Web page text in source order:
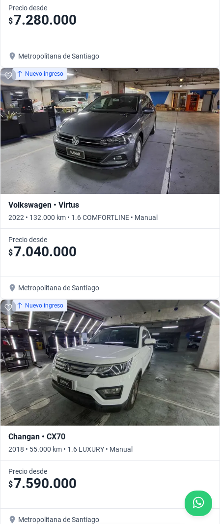
Precio desde
$7.280.000
Metropolitana de Santiago
Nuevo ingreso
Volkswagen • Virtus
2022 • 132.000 km • 1.6 COMFORTLINE • Manual
Precio desde
$7.040.000
Metropolitana de Santiago
Nuevo ingreso
Changan • CX70
2018 • 55.000 km • 1.6 LUXURY • Manual
Precio desde
$7.590.000
Metropolitana de Santiago